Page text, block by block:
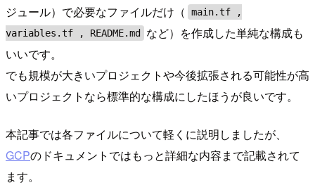
ジュール）で必要なファイルだけ（
main.tf ,
variables.tf , README.md
など）を作成した単純な構成も
いいです。
でも規模が大きいプロジェクトや今後拡張される可能性が高
いプロジェクトなら標準的な構成にしたほうが良いです。
本記事では各ファイルについて軽くに説明しましたが、
GCPのドキュメントではもっと詳細な内容まで記載されて
ます。